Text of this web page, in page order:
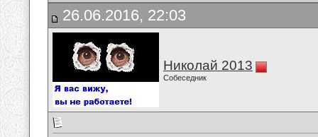
26.06.2016, 22:03
Николай 2013
Собеседник